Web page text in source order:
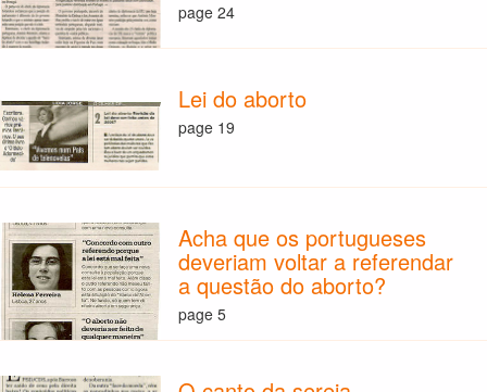
page 24
Lei do aborto
page 19
Acha que os portugueses
deveriam voltar a referendar
a questão do aborto?
page 5